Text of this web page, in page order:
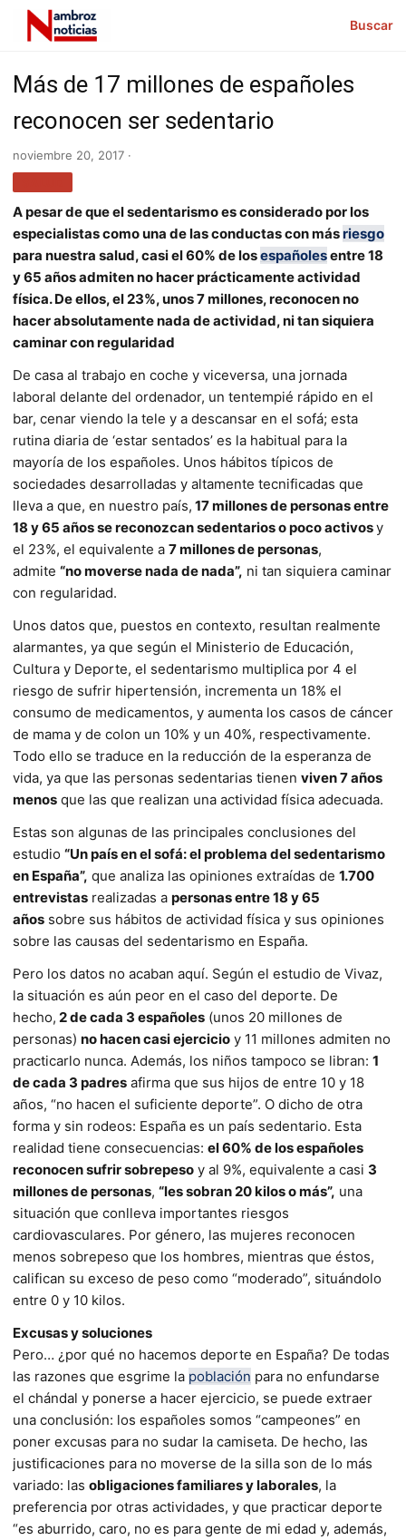
Buscar
Más de 17 millones de españoles
reconocen ser sedentario
noviembre 20, 2017 ·
A pesar de que el sedentarismo es considerado por los
especialistas como una de las conductas con másriesgo
para nuestra salud, casi el 60% de losespañolesentre 18
y 65 años admiten no hacer prácticamente actividad
física. De ellos, el 23%, unos 7 millones, reconocen no
hacer absolutamente nada de actividad, ni tan siquiera
caminar con regularidad
De casa al trabajo en coche y viceversa, una jornada
laboral delante del ordenador, un tentempié rápido en el
bar, cenar viendo la tele y a descansar en el sofá; esta
rutina diaria de ‘estar sentados’ es la habitual para la
mayoría de los españoles. Unos hábitos típicos de
sociedades desarrolladas y altamente tecnificadas que
lleva a que, en nuestro país, 17 millones de personas entre
18 y 65 años se reconozcan sedentarios o poco activosy
el 23%, el equivalente a 7 millones de personas,
admite “no moverse nada de nada”, ni tan siquiera caminar
con regularidad.
Unos datos que, puestos en contexto, resultan realmente
alarmantes, ya que según el Ministerio de Educación,
Cultura y Deporte, el sedentarismo multiplica por 4 el
riesgo de sufrir hipertensión, incrementa un 18% el
consumo de medicamentos, y aumenta los casos de cáncer
de mama y de colon un 10% y un 40%, respectivamente.
Todo ello se traduce en la reducción de la esperanza de
vida, ya que las personas sedentarias tienen viven 7 años
menos que las que realizan una actividad física adecuada.
Estas son algunas de las principales conclusiones del
estudio “Un país en el sofá: el problema del sedentarismo
en España”, que analiza las opiniones extraídas de 1.700
entrevistas realizadas a personas entre 18 y 65
años sobre sus hábitos de actividad física y sus opiniones
sobre las causas del sedentarismo en España.
Pero los datos no acaban aquí. Según el estudio de Vivaz,
la situación es aún peor en el caso del deporte. De
hecho, 2 de cada 3 españoles (unos 20 millones de
personas) no hacen casi ejercicio y 11 millones admiten no
practicarlo nunca. Además, los niños tampoco se libran: 1
de cada 3 padres afirma que sus hijos de entre 10 y 18
años, “no hacen el suficiente deporte”. O dicho de otra
forma y sin rodeos: España es un país sedentario. Esta
realidad tiene consecuencias: el 60% de los españoles
reconocen sufrir sobrepeso y al 9%, equivalente a casi 3
millones de personas, “les sobran 20 kilos o más”, una
situación que conlleva importantes riesgos
cardiovasculares. Por género, las mujeres reconocen
menos sobrepeso que los hombres, mientras que éstos,
califican su exceso de peso como “moderado”, situándolo
entre 0 y 10 kilos.
Excusas y soluciones
Pero… ¿por qué no hacemos deporte en España? De todas
las razones que esgrime la población para no enfundarse
el chándal y ponerse a hacer ejercicio, se puede extraer
una conclusión: los españoles somos “campeones” en
poner excusas para no sudar la camiseta. De hecho, las
justificaciones para no moverse de la silla son de lo más
variado: las obligaciones familiares y laborales, la
preferencia por otras actividades, y que practicar deporte
“es aburrido, caro, no es para gente de mi edad y, además,